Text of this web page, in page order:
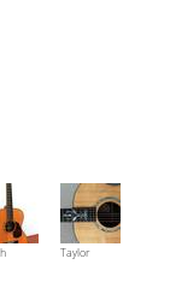
Taylor